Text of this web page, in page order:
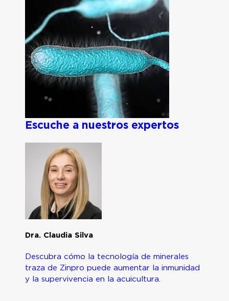
Escuche a nuestros expertos
Dra. Claudia Silva
Descubra cómo la tecnología de minerales
traza de Zinpro puede aumentar la inmunidad
y la supervivencia en la acuicultura.